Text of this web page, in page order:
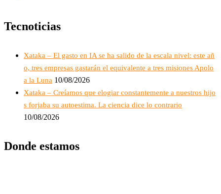
Tecnoticias
Xataka – El gasto en IA se ha salido de la escala nivel: este añ
o, tres empresas gastarán el equivalente a tres misiones Apolo
a la Luna 10/08/2026
Xataka – Creíamos que elogiar constantemente a nuestros hijo
s forjaba su autoestima. La ciencia dice lo contrario
10/08/2026
Donde estamos